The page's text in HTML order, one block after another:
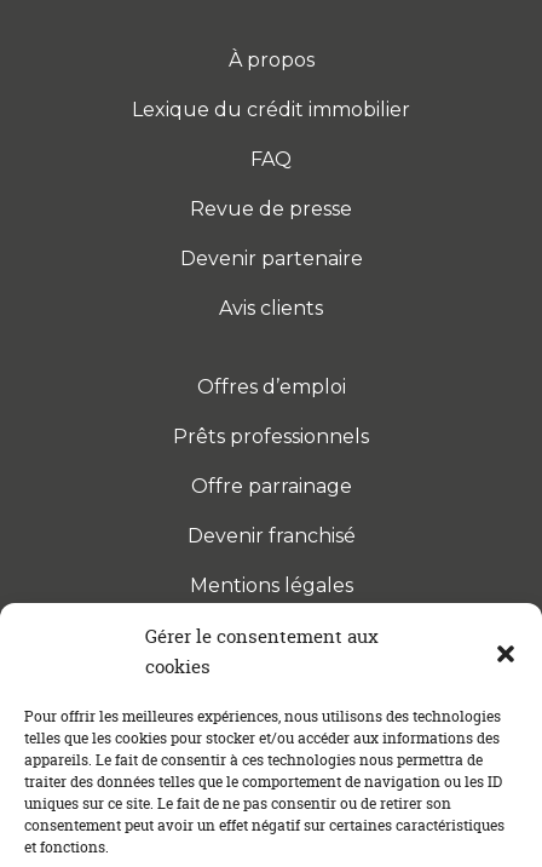
Gérer le consentement aux
cookies
Pour offrir les meilleures expériences, nous utilisons des technologies
telles que les cookies pour stocker et/ou accéder aux informations des
appareils. Le fait de consentir à ces technologies nous permettra de
traiter des données telles que le comportement de navigation ou les ID
uniques sur ce site. Le fait de ne pas consentir ou de retirer son
consentement peut avoir un effet négatif sur certaines caractéristiques
et fonctions.
À propos
Lexique du crédit immobilier
FAQ
Revue de presse
Devenir partenaire
Avis clients
Offres d’emploi
Prêts professionnels
Offre parrainage
Devenir franchisé
Mentions légales
S’INSCRIRE À LA NEWSLETTER
Abonnez-vous à notre newsletter pour être tenu au
courant des dernières actualités concernant le
crédit immobilier !